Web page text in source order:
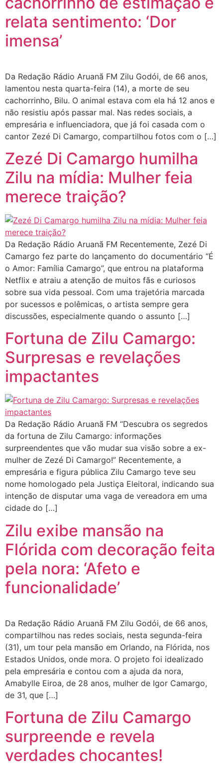
relata sentimento: ‘Dor
imensa’
Da Redação Rádio Aruanã FM Zilu Godói, de 66 anos,
lamentou nesta quarta-feira (14), a morte de seu
cachorrinho, Bilu. O animal estava com ela há 12 anos e
não resistiu após passar mal. Nas redes sociais, a
empresária e influenciadora, que já foi casada com o
cantor Zezé Di Camargo, compartilhou fotos com o […]
Zezé Di Camargo humilha
Zilu na mídia: Mulher feia
merece traição?
Da Redação Rádio Aruanã FM Recentemente, Zezé Di
Camargo fez parte do lançamento do documentário “É
o Amor: Família Camargo”, que entrou na plataforma
Netflix e atraiu a atenção de muitos fãs e curiosos
sobre sua vida pessoal. Com uma trajetória marcada
por sucessos e polêmicas, o artista sempre gera
discussões, especialmente quando o assunto […]
Fortuna de Zilu Camargo:
Surpresas e revelações
impactantes
Da Redação Rádio Aruanã FM “Descubra os segredos
da fortuna de Zilu Camargo: informações
surpreendentes que vão mudar sua visão sobre a ex-
mulher de Zezé Di Camargo!” Recentemente, a
empresária e figura pública Zilu Camargo teve seu
nome homologado pela Justiça Eleitoral, indicando sua
intenção de disputar uma vaga de vereadora em uma
cidade do […]
Zilu exibe mansão na
Flórida com decoração feita
pela nora: ‘Afeto e
funcionalidade’
Da Redação Rádio Aruanã FM Zilu Godói, de 66 anos,
compartilhou nas redes sociais, nesta segunda-feira
(31), um tour pela mansão em Orlando, na Flórida, nos
Estados Unidos, onde mora. O projeto foi idealizado
pela empresária e contou com a ajuda da nora,
Amabylle Eiroa, de 28 anos, mulher de Igor Camargo,
de 31, que […]
Fortuna de Zilu Camargo
surpreende e revela
verdades chocantes!